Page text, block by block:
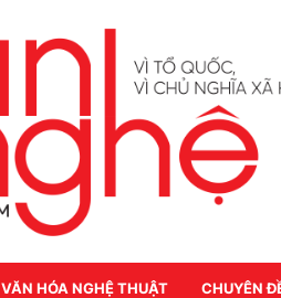
VĂN HÓA NGHỆ THUẬT CHUYÊN